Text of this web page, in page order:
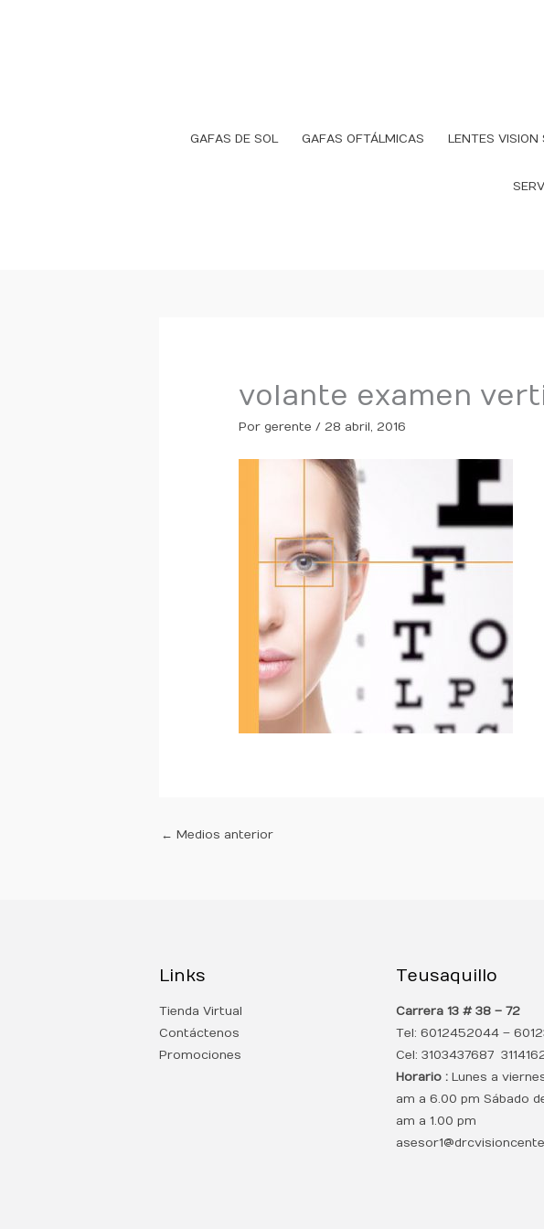
GAFAS DE SOL GAFAS OFTÁLMICAS LENTES VISION
volante examen
Por gerente / 28 abril, 2016
← Medios anterior
Links
Tienda Virtual
Contáctenos
Promociones
Teusaquillo
Carrera 13 # 38 – 72
Tel: 6012452044 –
Cel: 3103437687
Horario : Lunes a
am a 6.00 pm Sábado
am a 1.00 pm